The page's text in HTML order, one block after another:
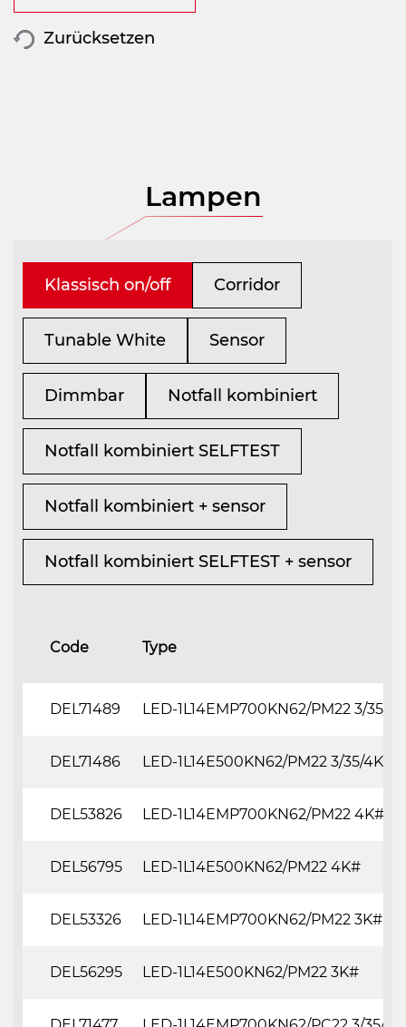
Zurücksetzen
Lampen
Klassisch on/off Corridor
Tunable White Sensor
Dimmbar Notfall kombiniert
Notfall kombiniert SELFTEST
Notfall kombiniert + sensor
Notfall kombiniert SELFTEST + sensor
Code Type
DEL71489 LED-1L14EMP700KN62/PM22 3/35/
DEL71486 LED-1L14E500KN62/PM22 3/35/4K#
DEL53826 LED-1L14EMP700KN62/PM22 4K#
DEL56795 LED-1L14E500KN62/PM22 4K#
DEL53326 LED-1L14EMP700KN62/PM22 3K#
DEL56295 LED-1L14E500KN62/PM22 3K#